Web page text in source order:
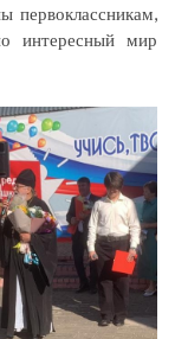
первоклассникам,
интересный мир